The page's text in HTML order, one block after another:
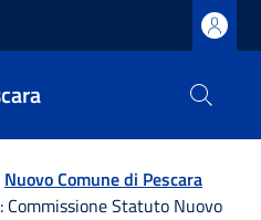
Nuovo Comune di Pescara
Commissione Statuto Nuovo